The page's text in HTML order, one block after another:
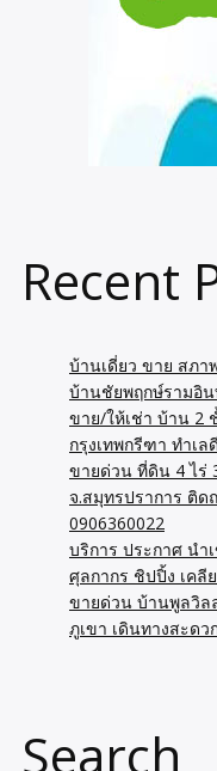
Recent
บ้านเดี่ยว ขาย สภา
บ้านชัยพฤกษ์รามอิ
ขาย/ให้เช่า บ้าน 2
กรุงเทพกรีฑา ทำเล
ขายด่วน ที่ดิน 4 ไร่
จ.สมุทรปราการ ติด
0906360022
บริการ ประกาศ น
ศุลกากร ชิปปิ้ง เค
ขายด่วน บ้านพูลวิล
ภูเขา เดินทางสะด
Search